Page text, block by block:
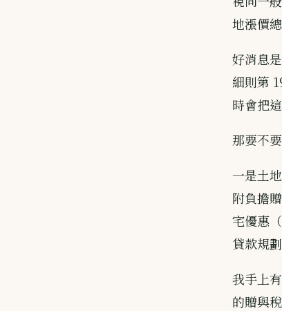
地漲價
好消息
細則第
時會把
那要不
一是土
附負擔
宅優惠
貸款規
我手上
的贈與